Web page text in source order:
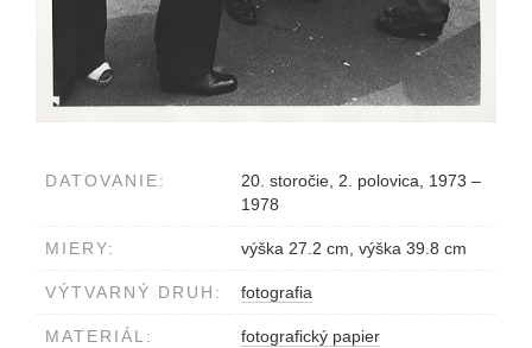
DATOVANIE:
20. storočie, 2. polovica, 1973 –
1978
MIERY: výška 27.2 cm, výška 39.8 cm
VÝTVARNÝ DRUH: fotografia
MATERIÁL: fotografický papier